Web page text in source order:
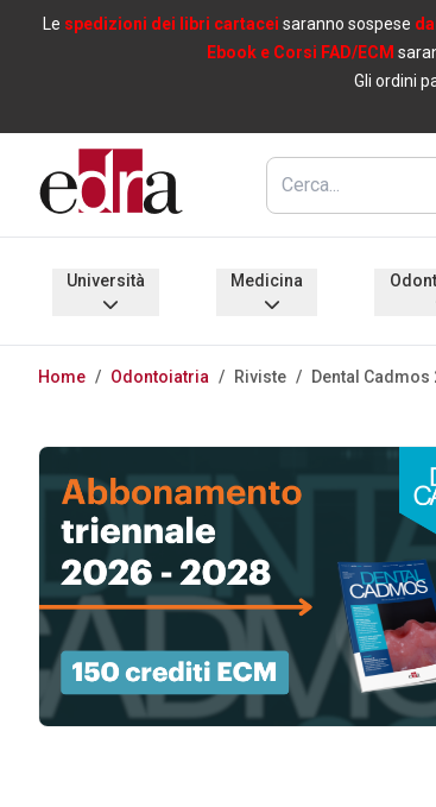
Le spedizioni dei libri cartacei saranno sospese
Ebook e Corsi FAD/ECM
Gli ordini
Home / Odontoiatria / Riviste / Dental Cadmos